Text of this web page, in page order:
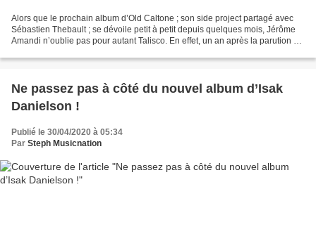
Alors que le prochain album d’Old Caltone ; son side project partagé avec
Sébastien Thebault ; se dévoile petit à petit depuis quelques mois, Jérôme
Amandi n’oublie pas pour autant Talisco. En effet, un an après la parution de
Ne passez pas à côté du nouvel album d’Isak
Danielson !
Publié le 30/04/2020 à 05:34
Par Steph Musicnation